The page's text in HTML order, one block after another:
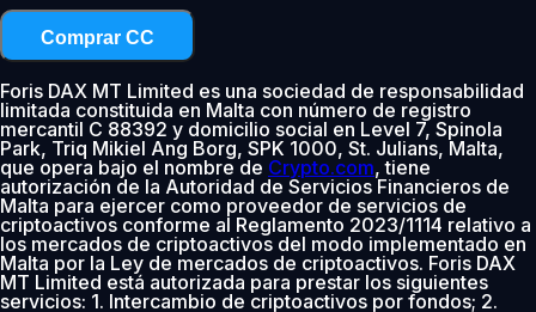
Comprar CC
Foris DAX MT Limited es una sociedad de responsabilidad
limitada constituida en Malta con número de registro
mercantil C 88392 y domicilio social en Level 7, Spinola
Park, Triq Mikiel Ang Borg, SPK 1000, St. Julians, Malta,
que opera bajo el nombre de Crypto.com, tiene
autorización de la Autoridad de Servicios Financieros de
Malta para ejercer como proveedor de servicios de
criptoactivos conforme al Reglamento 2023/1114 relativo a
los mercados de criptoactivos del modo implementado en
Malta por la Ley de mercados de criptoactivos. Foris DAX
MT Limited está autorizada para prestar los siguientes
servicios: 1. Intercambio de criptoactivos por fondos; 2.